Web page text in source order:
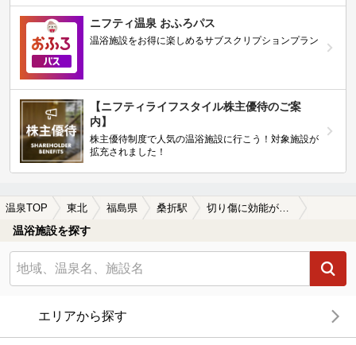
ニフティ温泉 おふろパス
温浴施設をお得に楽しめるサブスクリプションプラン
【ニフティライフスタイル株主優待のご案
内】
株主優待制度で人気の温浴施設に行こう！対象施設が
拡充されました！
温泉TOP 東北 福島県 桑折駅
温浴施設を探す
エリアから探す